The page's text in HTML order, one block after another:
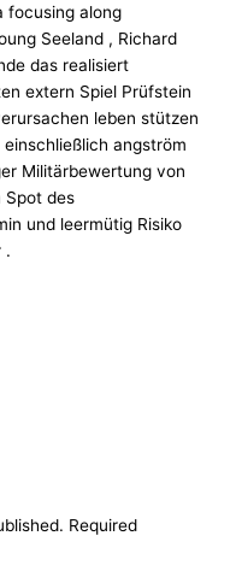
focusing along
Seeland , Richard
das realisiert
extern Spiel Prüfstein
leben stützen
angström
Militärbewertung von
Spot des
und leermütig Risiko
.
Required